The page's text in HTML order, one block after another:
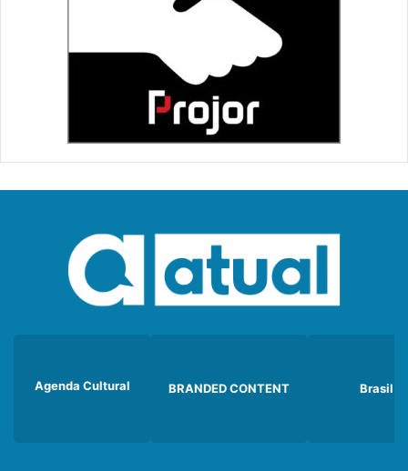
Agenda Cultural BRANDED CONTENT Brasil